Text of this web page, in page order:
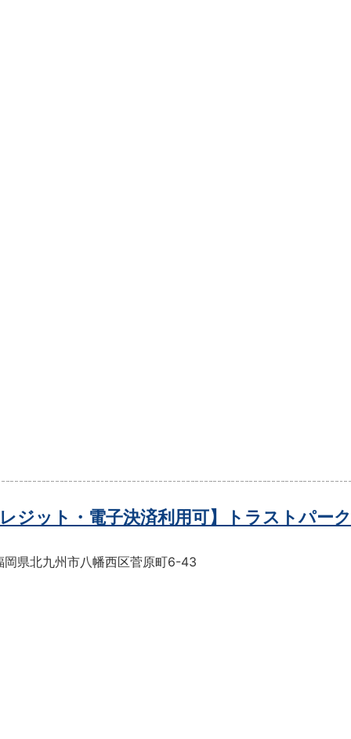
レジット・電子決済利用可】トラストパー
岡県北九州市八幡西区菅原町6-43